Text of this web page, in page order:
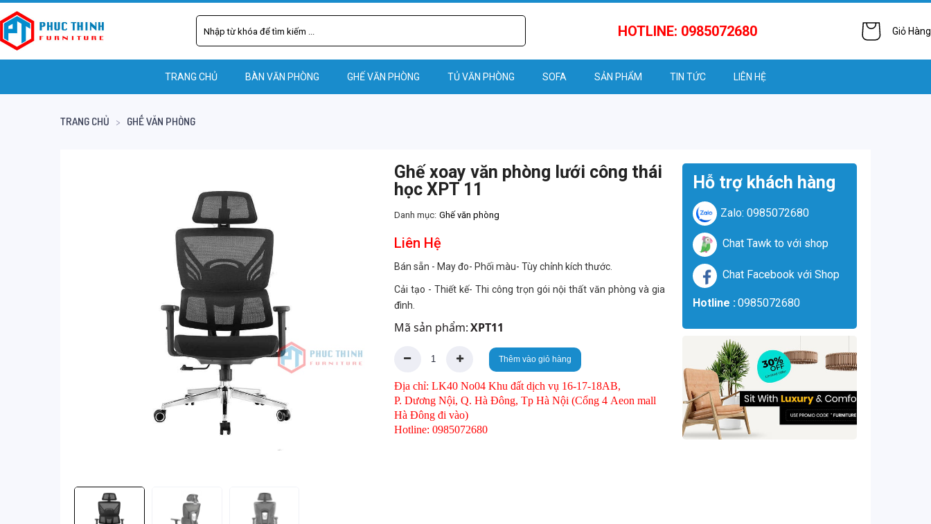
HOTLINE: 0985072680 Giỏ Hàng
TRANG CHỦ BÀN VĂN PHÒNG GHẾ VĂN PHÒNG TỦ VĂN PHÒNG SOFA SẢN PHẨM TIN TỨC LIÊN HỆ
TRANG CHỦ GHẾ VĂN PHÒNG
Ghế xoay văn phòng lưới công thái
học XPT 11
Danh mục: Ghế văn phòng
Liên Hệ
Bán sẵn - May đo- Phối màu- Tùy chỉnh kích thước.
Cải tạo - Thiết kế- Thi công trọn gói nội thất văn phòng và gia
đình.
Mã sản phẩm:XPT11
Thêm vào giỏ hàng
Địa chỉ: LK40 No04 Khu đất dịch vụ 16-17-18AB,
P. Dương Nội, Q. Hà Đông, Tp Hà Nội (Cổng 4 Aeon mall
Hà Đông đi vào)
Hotline: 0985072680
Hỗ trợ khách hàng
Zalo: 0985072680
Chat Tawk to với shop
Chat Facebook với Shop
Hotline :0985072680